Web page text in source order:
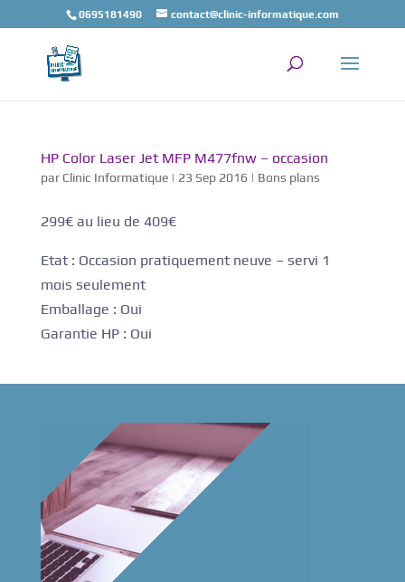
0695181490 contact@clinic-informatique.com
HP Color Laser Jet MFP M477fnw – occasion
par Clinic Informatique| 23 Sep 2016 | Bons plans
299€ au lieu de 409€
Etat : Occasion pratiquement neuve – servi 1
mois seulement
Emballage : Oui
Garantie HP : Oui